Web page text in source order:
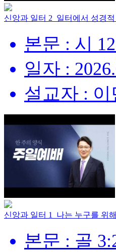
신앙과 일터 2_일터에서 성경
본문 : 시
일자 :
설교자 :
신앙과 일터 1_나는 누구를 위
본문 : 골